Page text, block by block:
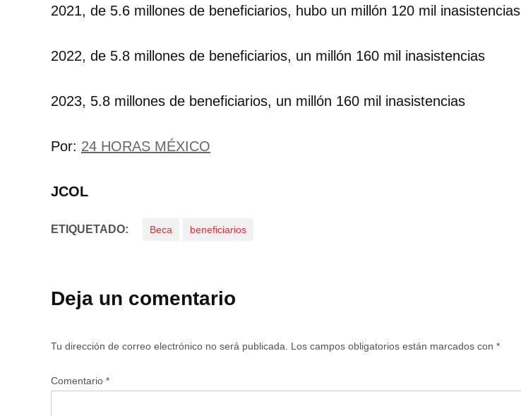
2021, de 5.6 millones de beneficiarios, hubo un millón 120 mil inasistencias
2022, de 5.8 millones de beneficiarios, un millón 160 mil inasistencias
2023, 5.8 millones de beneficiarios, un millón 160 mil inasistencias
Por: 24 HORAS MÉXICO
JCOL
ETIQUETADO: Beca beneficiarios
Deja un comentario
Tu dirección de correo electrónico no será publicada. Los campos obligatorios están marcados con *
Comentario *